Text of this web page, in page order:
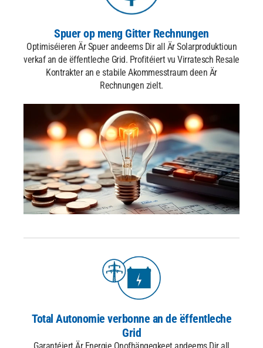
Spuer op meng Gitter Rechnungen
Optimiséieren Är Spuer andeems Dir all Är Solarproduktioun
verkaf an de ëffentleche Grid. Profitéiert vu Virratesch Resale
Kontrakter an e stabile Akommesstraum deen Är
Rechnungen zielt.
Total Autonomie verbonne an de ëffentleche
Grid